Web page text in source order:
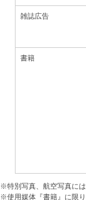
雑誌広告
書籍
※特別写真、航空写真に
※使用媒体『書籍』に限